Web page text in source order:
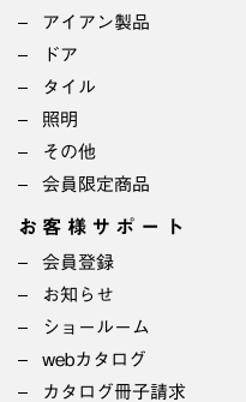
アイアン製品
ドア
タイル
照明
その他
会員限定商品
お客様サポート
会員登録
お知らせ
ショールーム
webカタログ
カタログ冊子請求